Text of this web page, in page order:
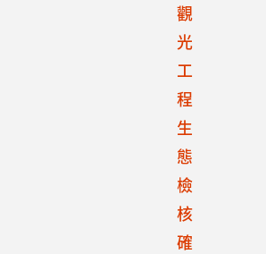
觀
光
工
程
生
態
檢
核
確